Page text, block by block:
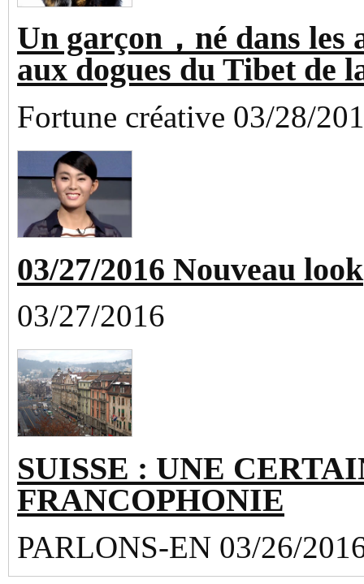
Un garçon，né dans les
aux dogues du Tibet de
Fortune créative 03/28/
03/27/2016 Nouveau look
03/27/2016
SUISSE : UNE
FRANCOPHONIE
PARLONS-EN 03/26/